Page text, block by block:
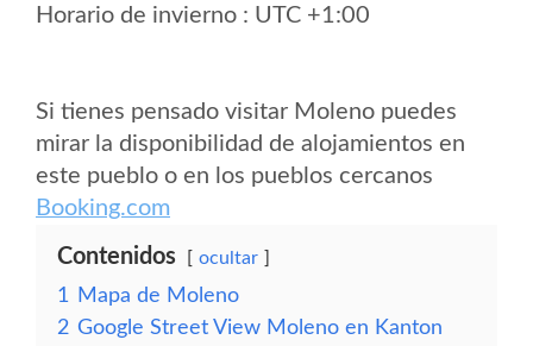
Horario de invierno : UTC +1:00
Si tienes pensado visitar Moleno puedes
mirar la disponibilidad de alojamientos en
este pueblo o en los pueblos cercanos
Booking.com
Contenidos ocultar
1
Mapa de Moleno
2 Google Street View Moleno en Kanton